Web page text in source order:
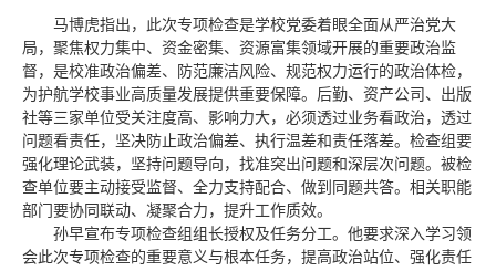
马博虎指出，此次专项检查是学校党委着眼全面从严治党大
局，聚焦权力集中、资金密集、资源富集领域开展的重要政治监
督，是校准政治偏差、防范廉洁风险、规范权力运行的政治体检，
为护航学校事业高质量发展提供重要保障。后勤、资产公司、出版
社等三家单位受关注度高、影响力大，必须透过业务看政治，透过
问题看责任，坚决防止政治偏差、执行温差和责任落差。检查组要
强化理论武装，坚持问题导向，找准突出问题和深层次问题。被检
查单位要主动接受监督、全力支持配合、做到同题共答。相关职能
部门要协同联动、凝聚合力，提升工作质效。
孙早宣布专项检查组组长授权及任务分工。他要求深入学习领
会此次专项检查的重要意义与根本任务，提高政治站位、强化责任